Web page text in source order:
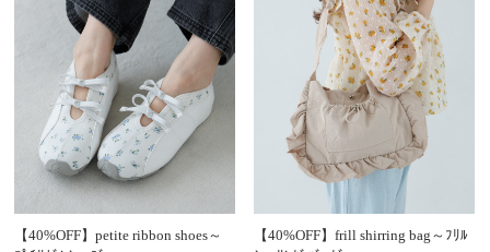
【40%OFF】petite ribbon shoes～
【40%OFF】frill shirring bag～ﾌﾘﾙ